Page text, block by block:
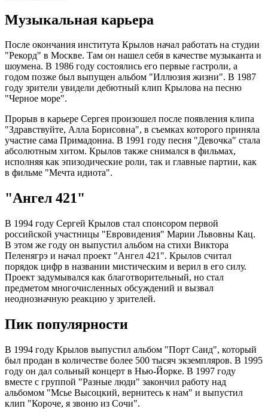
Музыкальная карьера
После окончания института Крылов начал работать на студии
"Рекорд" в Москве. Там он нашел себя в качестве музыканта и
шоумена. В 1986 году состоялись его первые гастроли, а
годом позже был выпущен альбом "Иллюзия жизни". В 1987
году зрители увидели дебютный клип Крылова на песню
"Черное море".
Прорыв в карьере Сергея произошел после появления клипа
"Здравствуйте, Алла Борисовна", в съемках которого приняла
участие сама Примадонна. В 1991 году песня "Девочка" стала
абсолютным хитом. Крылов также снимался в фильмах,
исполняя как эпизодические роли, так и главные партии, как
в фильме "Мечта идиота".
"Ангел 421"
В 1994 году Сергей Крылов стал спонсором первой
российской участницы "Евровидения" Марии Львовны Кац.
В этом же году он выпустил альбом на стихи Виктора
Пеленягрэ и начал проект "Ангел 421". Крылов считал
порядок цифр в названии мистическим и верил в его силу.
Проект задумывался как благотворительный, но стал
предметом многочисленных обсуждений и вызвал
неоднозначную реакцию у зрителей.
Пик популярности
В 1994 году Крылов выпустил альбом "Порт Саид", который
был продан в количестве более 500 тысяч экземпляров. В 1995
году он дал сольный концерт в Нью-Йорке. В 1997 году
вместе с группой "Разные люди" закончил работу над
альбомом "Мсье Высоцкий, вернитесь к нам" и выпустил
клип "Короче, я звоню из Сочи".